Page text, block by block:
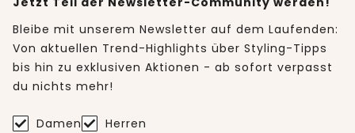
Bleibe mit unserem Newsletter auf dem Laufenden:
Von aktuellen Trend-Highlights über Styling-Tipps
bis hin zu exklusiven Aktionen - ab sofort verpasst
du nichts mehr!
Damen Herren